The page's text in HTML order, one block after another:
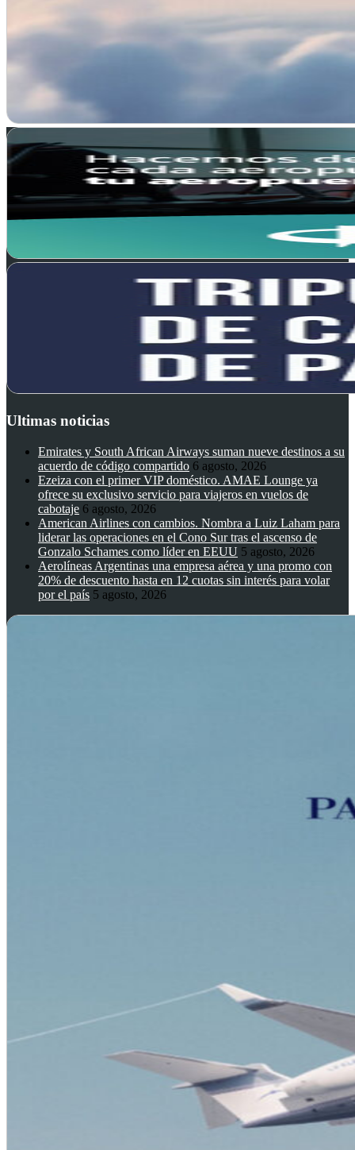
Ultimas noticias
Emirates y South African Airways suman nueve destinos a su
acuerdo de código compartido 6 agosto, 2026
Ezeiza con el primer VIP doméstico. AMAE Lounge ya
ofrece su exclusivo servicio para viajeros en vuelos de
cabotaje 6 agosto, 2026
American Airlines con cambios. Nombra a Luiz Laham para
liderar las operaciones en el Cono Sur tras el ascenso de
Gonzalo Schames como líder en EEUU 5 agosto, 2026
Aerolíneas Argentinas una empresa aérea y una promo con
20% de descuento hasta en 12 cuotas sin interés para volar
por el país 5 agosto, 2026